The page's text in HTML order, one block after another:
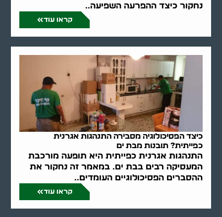
נחקור כיצד ההפרעה השפיעה..
קראו עוד
כיצד הפסיכולוגיה מסבירה התנהגות אגרנית
כפייתית? תובנות מבת ים
התנהגות אגרנית כפייתית היא תופעה מורכבת
המעסיקה רבים בבת ים. במאמר זה נחקור את
ההסברים הפסיכולוגיים העומדים..
קראו עוד